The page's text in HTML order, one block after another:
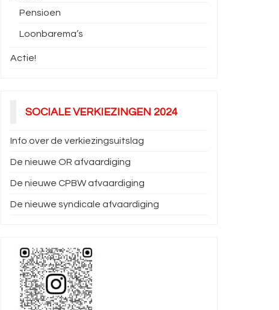
Pensioen
Loonbarema’s
Actie!
SOCIALE VERKIEZINGEN 2024
Info over de verkiezingsuitslag
De nieuwe OR afvaardiging
De nieuwe CPBW afvaardiging
De nieuwe syndicale afvaardiging